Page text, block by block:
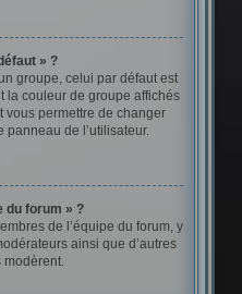
» ?
groupe, celui par défaut est
la couleur de groupe affichés
vous permettre de changer
panneau de l’utilisateur.
du forum » ?
de l’équipe du forum, y
ainsi que d’autres
modèrent.